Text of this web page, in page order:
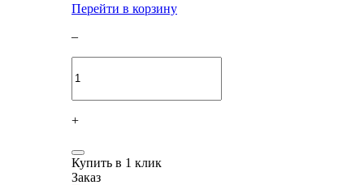
Перейти в корзину
–
+
Купить в 1 клик
Заказ